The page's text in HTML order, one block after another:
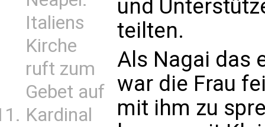
Italiens
Kirche
ruft zum
Gebet auf
Kardinal
und
teilten.
Als Nagai das
war die Frau
mit ihm zu